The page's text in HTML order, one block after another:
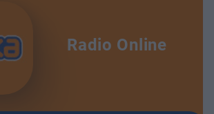
Radio Online